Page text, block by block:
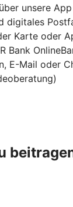
unsere App
digitales
Karte oder
Bank
E-Mail oder